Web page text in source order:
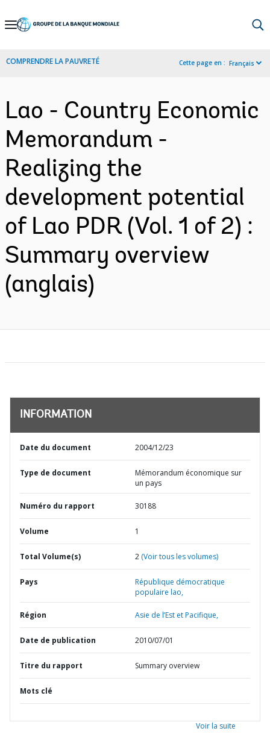
Skip
Navigation
COMPRENDRE LA PAUVRETÉ Cette page en : Français
Lao - Country Economic
Memorandum -
Realizing the
development potential
of Lao PDR (Vol. 1 of 2) :
Summary overview
(anglais)
INFORMATION
Date du document 2004/12/23
Type de document
Mémorandum économique sur
un pays
Numéro du rapport 30188
Volume 1
Total Volume(s) 2 (Voir tous les volumes)
Pays
République démocratique
populaire lao,
Région Asie de l’Est et Pacifique,
Date de publication 2010/07/01
Titre du rapport Summary overview
Mots clé
Voir la suite